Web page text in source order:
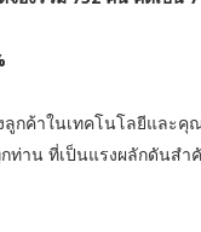
ลูกค้าในเทคโนโลยีแล
ท่าน ที่เป็นแรงผลักดันส